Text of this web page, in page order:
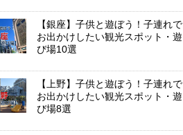
【銀座】子供と遊ぼう！子連れで
お出かけしたい観光スポット・遊
び場10選
【上野】子供と遊ぼう！子連れで
お出かけしたい観光スポット・遊
び場8選